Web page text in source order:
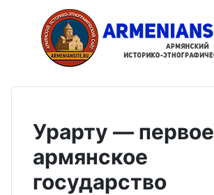
Урарту — первое
армянское
государство